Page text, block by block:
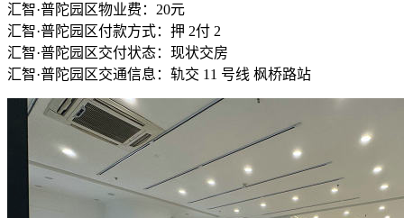
汇智·普陀园区物业费：20元
汇智·普陀园区付款方式：押 2付 2
汇智·普陀园区交付状态：现状交房
汇智·普陀园区交通信息：轨交 11 号线 枫桥路站